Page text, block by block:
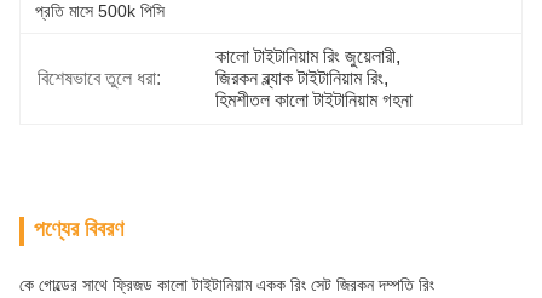
প্রতি মাসে 500k পিসি
বিশেষভাবে তুলে ধরা:
কালো টাইটানিয়াম রিং জুয়েলারী,
জিরকন ব্ল্যাক টাইটানিয়াম রিং,
হিমশীতল কালো টাইটানিয়াম গহনা
পণ্যের বিবরণ
কে গোল্ডের সাথে ফ্রিজড কালো টাইটানিয়াম একক রিং সেট জিরকন দম্পতি রিং